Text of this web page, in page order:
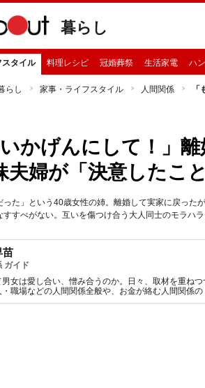
暮らし
スタイル 料理レシピ 冠婚葬祭 生活家電 ハ
らし 家事・ライフスタイル 人間関係
いかげんにして！」
夫婦が「決意したこと
った」という40歳女性の姉。離婚して実家に戻っ
すすべがない。互いを傷つけ合う大人同士のモラハ
苗
ガイド
男女は愛し合い、憎み合うのか。日々、取材を重ね
・職場などの人間関係全般や、お金が絡む人間関係
密』など著書多数。